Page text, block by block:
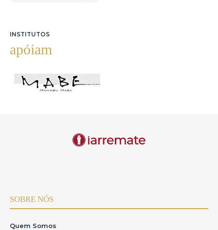
INSTITUTOS
apóiam
SOBRE NÓS
Quem Somos